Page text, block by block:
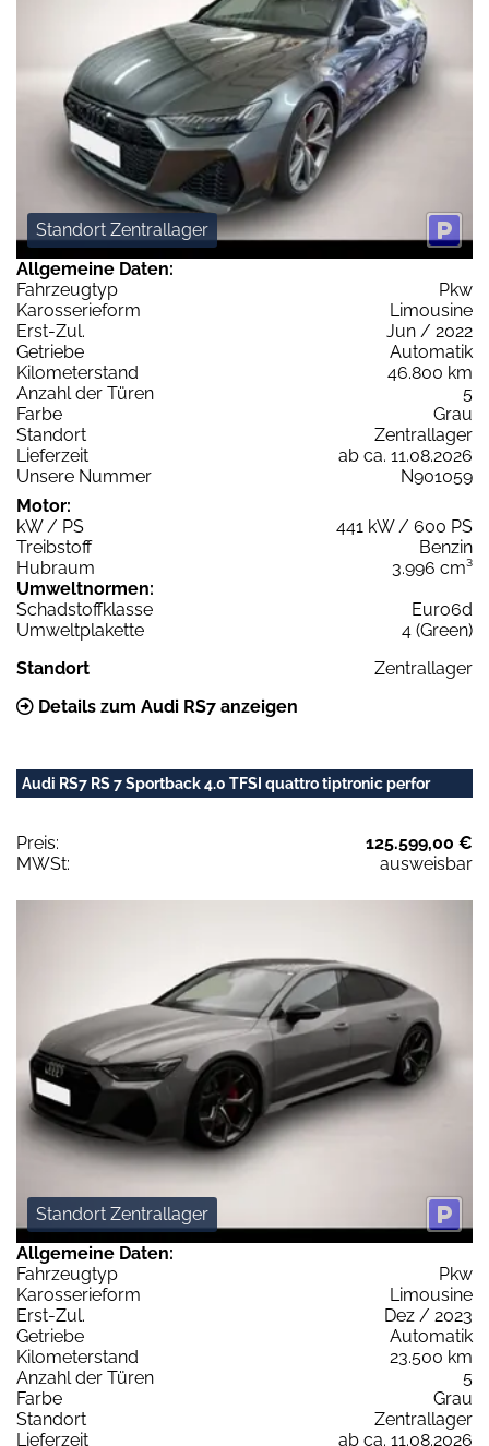
Standort Zentrallager
Allgemeine Daten:
Fahrzeugtyp
Pkw
Karosserieform
Limousine
Erst-Zul.
Jun / 2022
Getriebe
Automatik
Kilometerstand
46.800 km
Anzahl der Türen
5
Farbe
Grau
Standort
Zentrallager
Lieferzeit
ab ca. 11.08.2026
Unsere Nummer
N901059
Motor:
kW / PS
441 kW / 600 PS
Treibstoff
Benzin
Hubraum
3.996 cm³
Umweltnormen:
Schadstoffklasse
Euro6d
Umweltplakette
4 (Green)
Standort
Zentrallager
Details zum Audi RS7 anzeigen
Audi RS7 RS 7 Sportback 4.0 TFSI quattro tiptronic perfor
Preis:
125.599,00 €
MWSt:
ausweisbar
Standort Zentrallager
Allgemeine Daten:
Fahrzeugtyp
Pkw
Karosserieform
Limousine
Erst-Zul.
Dez / 2023
Getriebe
Automatik
Kilometerstand
23.500 km
Anzahl der Türen
5
Farbe
Grau
Standort
Zentrallager
Lieferzeit
ab ca. 11.08.2026